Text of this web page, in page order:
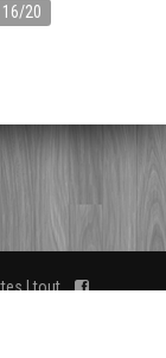
20
|tout